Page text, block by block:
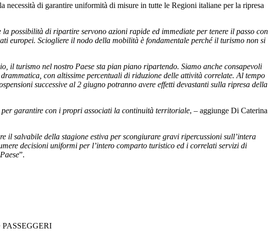
di garantire uniformità di misure in tutte le Regioni italiane per la ripresa
possibilità di ripartire servono azioni rapide ed immediate per tenere il passo con
europei. Sciogliere il nodo della mobilità è fondamentale perché il turismo non si
il turismo nel nostro Paese sta pian piano ripartendo. Siamo anche consapevoli
con altissime percentuali di riduzione delle attività correlate. Al tempo
successive al 2 giugno potranno avere effetti devastanti sulla ripresa della
garantire con i propri associati la continuità territoriale, – aggiunge Di Caterina
salvabile della stagione estiva per scongiurare gravi ripercussioni sull’intera
decisioni uniformi per l’intero comparto turistico ed i correlati servizi di
”.